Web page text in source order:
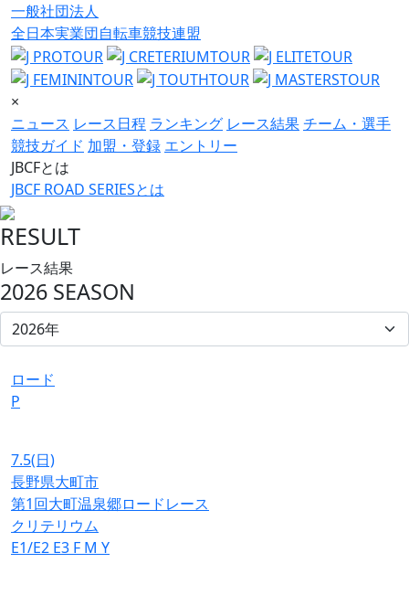
一般社団法人
全日本実業団自転車競技連盟
×
ニュース レース日程 ランキング レース結果チーム・選手
競技ガイド 加盟・登録 エントリー
JBCFとは
JBCF ROAD SERIESとは
RESULT
レース結果
2026 SEASON
ロード
P
7.5(日)
長野県大町市
第1回大町温泉郷ロードレース
クリテリウム
E1/E2 E3 F M Y